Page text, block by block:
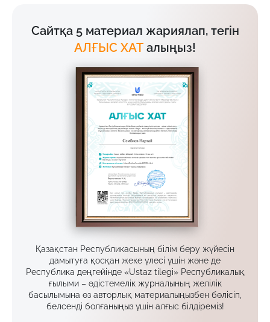
Сайтқа 5 материал жариялап, тегін
АЛҒЫС ХАТ алыңыз!
Қазақстан Республикасының білім беру жүйесін
дамытуға қосқан жеке үлесі үшін және де
Республика деңгейінде «Ustaz tilegi» Республикалық
ғылыми – әдістемелік журналының желілік
басылымына өз авторлық материалыңызбен бөлісіп,
белсенді болғаныңыз үшін алғыс білдіреміз!